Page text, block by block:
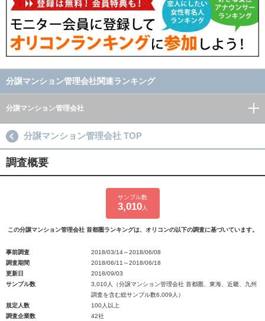
分譲マンション管理会社関連ランキング
分譲マンション管理会社
分譲マンション管理会社 TOP
調査概要
サンプル数
3,010人
この分譲マンション管理会社 首都圏ランキングは、オリコンの以下の調査に基づいています。
事前調査
2018/03/14～2018/06/08
調査期間
2018/06/11～2018/06/18
更新日
2018/09/03
サンプル数
3,010人（分譲マンション管理会社 首都圏、東海、近畿、九州
調査を含む総サンプル数6,009人）
規定人数
100人以上
調査企業数
42社